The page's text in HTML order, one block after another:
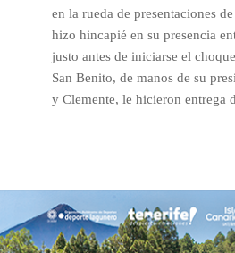
en la rueda de presentaciones
hizo hincapié en su presencia
justo antes de iniciarse el
San Benito, de manos de su
y Clemente, le hicieron entrega